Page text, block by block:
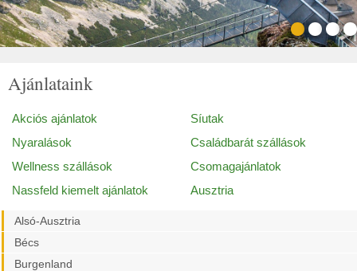
Ajánlataink
Akciós ajánlatok
Síutak
Nyaralások
Családbarát szállások
Wellness szállások
Csomagajánlatok
Nassfeld kiemelt ajánlatok
Ausztria
Alsó-Ausztria
Bécs
Burgenland